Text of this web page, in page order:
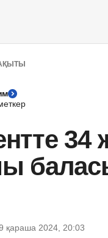
34
қараша 2024, 20:03